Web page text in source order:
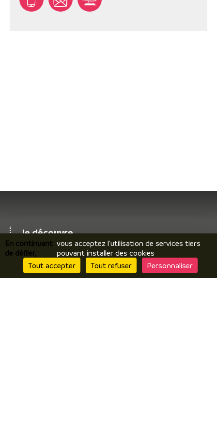
Je découvre
Le territoire
Incontournables / temps forts
Ils vous racontent / expériences
En continuant
de défiler,
vous acceptez l'utilisation de services tiers
pouvant installer des cookies
Tout accepter
Tout refuser Personnaliser